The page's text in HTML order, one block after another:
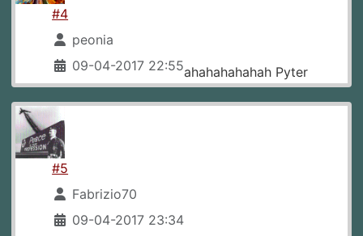
#4
peonia
09-04-2017 22:55ahahahahahah Pyter
#5
Fabrizio70
09-04-2017 23:34